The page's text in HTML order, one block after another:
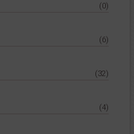
(0)
(6)
(32)
(4)